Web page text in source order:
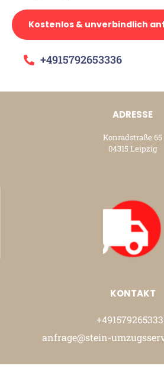
Kostenlos & unverbindlich
+4915792653336
ADRESSE
Konradstraße 65
04315 Leipzig
KONTAKT
anfrage@stein-